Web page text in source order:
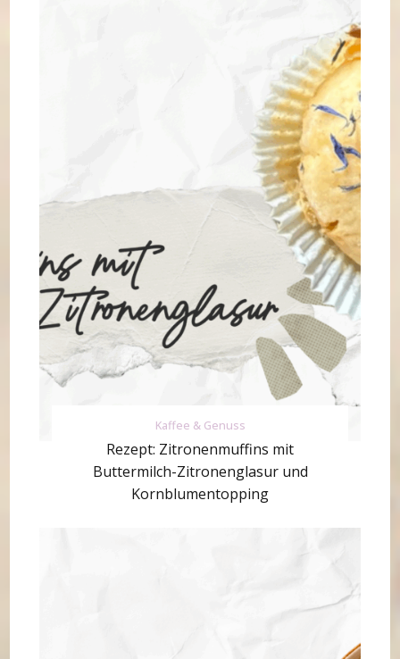
Kaffee & Genuss
Rezept: Zitronenmuffins mit
Buttermilch-Zitronenglasur und
Kornblumentopping